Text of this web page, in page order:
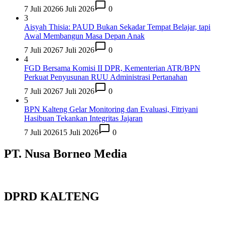
7 Juli 20266 Juli 2026
0
3
Aisyah Thisia: PAUD Bukan Sekadar Tempat Belajar, tapi
Awal Membangun Masa Depan Anak
7 Juli 20267 Juli 2026
0
4
FGD Bersama Komisi II DPR, Kementerian ATR/BPN
Perkuat Penyusunan RUU Administrasi Pertanahan
7 Juli 20267 Juli 2026
0
5
BPN Kalteng Gelar Monitoring dan Evaluasi, Fitriyani
Hasibuan Tekankan Integritas Jajaran
7 Juli 202615 Juli 2026 0
PT. Nusa Borneo Media
DPRD KALTENG